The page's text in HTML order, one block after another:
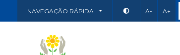
NAVEGAÇÃO RÁPIDA A- A+